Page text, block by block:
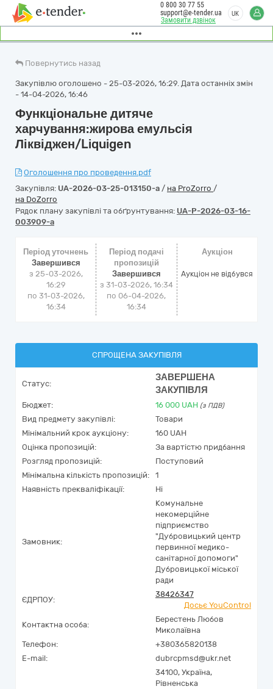
Замовити дзвінок
0 800 30 77 55
support@e-tender.ua
UK
Повернутись назад
Закупівлю оголошено - 25-03-2026, 16:29. Дата останніх змін
- 14-04-2026, 16:46
Функціональне дитяче
харчування:жирова емульсія
Ліквіджен/Liquigen
Оголошення про проведення.pdf
Закупівля: UA-2026-03-25-013150-a / на ProZorro /
на DoZorro
Рядок плану закупівлі та обґрунтування: UA-P-2026-03-16-
003909-a
Період уточнень
Завершився
з 25-03-2026,
16:29
по 31-03-2026,
16:34
Період подачі
пропозицій
Завершився
з 31-03-2026, 16:34
по 06-04-2026,
16:34
Аукціон
Аукціон не відбувся
СПРОЩЕНА ЗАКУПІВЛЯ
Статус:
ЗАВЕРШЕНА
ЗАКУПІВЛЯ
Бюджет: 16 000 UAH (з ПДВ)
Вид предмету закупівлі:
Товари
Мінімальний крок аукціону:
160 UAH
Оцінка пропозицій:
За вартістю придбання
Розгляд пропозицій:
Поступовий
Мінімальна кількість пропозицій:
1
Наявність прекваліфікації:
Ні
Замовник:
Комунальне
некомерційне
підприємство
"Дубровицький центр
первинної медико-
санітарної допомоги"
Дубровицької міської
ради
ЄДРПОУ:
38426347
Досьє YouControl
Контактна особа:
Берестень Любов
Миколаївна
Телефон:
+380365820138
E-mail:
dubrcpmsd@ukr.net
34100, Україна,
Рівненська